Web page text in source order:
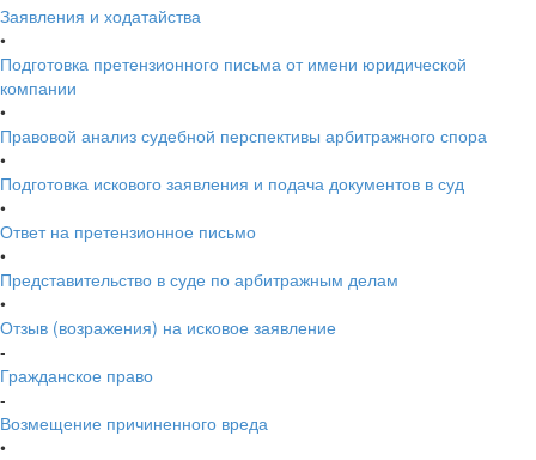
Заявления и ходатайства
•
Подготовка претензионного письма от имени юридической
компании
•
Правовой анализ судебной перспективы арбитражного спора
•
Подготовка искового заявления и подача документов в суд
•
Ответ на претензионное письмо
•
Представительство в суде по арбитражным делам
•
Отзыв (возражения) на исковое заявление
-
Гражданское право
-
Возмещение причиненного вреда
•